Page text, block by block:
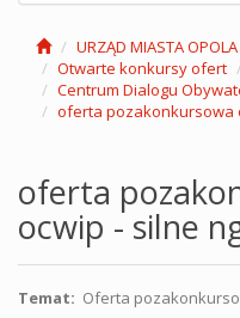
URZĄD MIASTA OPOLA
Otwarte konkursy ofert
Centrum Dialogu
oferta pozakonkursowa
oferta
ocwip - silne
Temat: Oferta